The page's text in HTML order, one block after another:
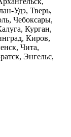
Удэ, Тверь,
Чебоксары,
Курган,
Киров,
Чита,
Энгельс,